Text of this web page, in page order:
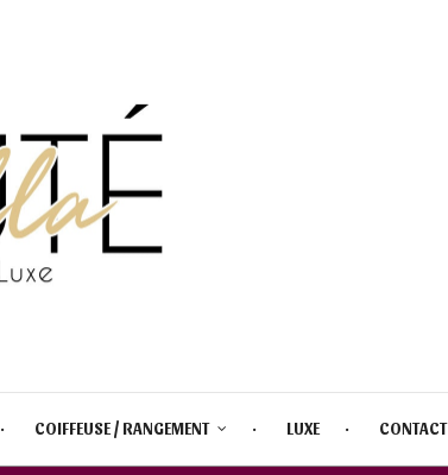
COIFFEUSE / RANGEMENT LUXE CONTACT